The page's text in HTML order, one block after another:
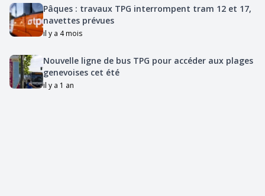
Pâques : travaux TPG interrompent tram 12 et 17,
navettes prévues
il y a 4 mois
Nouvelle ligne de bus TPG pour accéder aux plages
genevoises cet été
il y a 1 an